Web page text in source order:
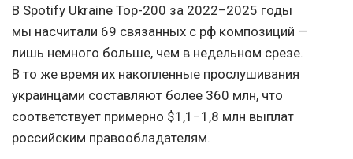
В Spotify Ukraine Top-200 за 2022−2025 годы
мы насчитали 69 связанных с рф композиций —
лишь немного больше, чем в недельном срезе.
В то же время их накопленные прослушивания
украинцами составляют более 360 млн, что
соответствует примерно $1,1−1,8 млн выплат
российским правообладателям.